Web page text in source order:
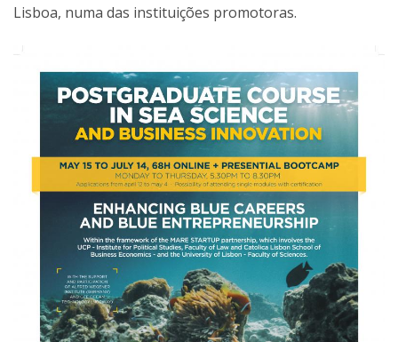
Lisboa, numa das instituições promotoras.